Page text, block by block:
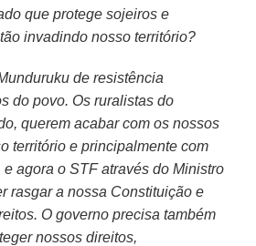
que protege sojeiros e
invadindo nosso território?
de resistência
do povo. Os ruralistas do
querem acabar com os nossos
território e principalmente com
agora o STF através do Ministro
rasgar a nossa Constituição e
O governo precisa também
nossos direitos,